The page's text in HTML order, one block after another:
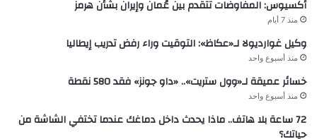
أكسيوس: المفاوضات تتقدم بين عُمان وإيران بشأن هرمز
منذ 7 أيام
وكيل غوارديولا لـ«عكاظ»: التوقيت وراء رفض تدريب إيطاليا
منذ أسبوع واحد
خسائر عميقة لـ«وول ستريت».. «داو جونز» فقد 580 نقطة
منذ أسبوع واحد
72 ساعة بلا هاتف.. ماذا يحدث داخل دماغك عندما تختفي الشاشة من
حياتك؟